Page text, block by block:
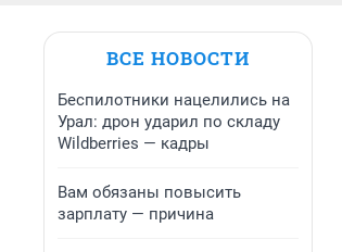
ВСЕ НОВОСТИ
Беспилотники нацелились на
Урал: дрон ударил по складу
Wildberries — кадры
Вам обязаны повысить
зарплату — причина